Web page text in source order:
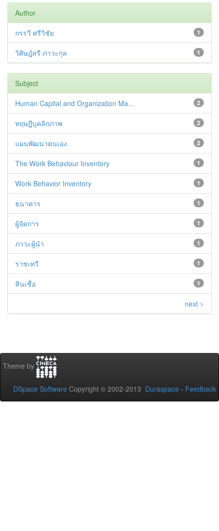
Author
1
กรรวี ศรีวิชัย
1
วิศิษฎ์สรี ภาวะกุล
Subject
2
Human Capital and Organization Ma...
2
ทฤษฎีบุคลิกภาพ
2
แผนพัฒนาตนเอง
1
The Work Behaviour Inventory
1
Work Behavior Inventory
1
ธนาคาร
1
ผู้จัดการ
1
ภาวะผู้นำ
1
ราชเทวี
1
สินเชื่อ
next >
Theme by
DSpace Software Copyright © 2002-2013 Duraspace - Feedback